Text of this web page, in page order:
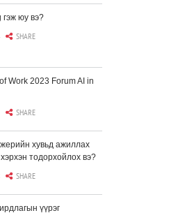
юу вэ?
SHARE
Work 2023 Forum AI in
SHARE
хувьд ажиллах
тодорхойлох вэ?
SHARE
үүрэг